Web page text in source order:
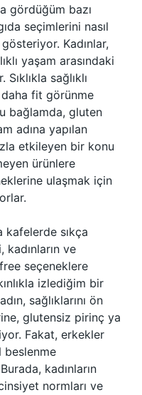
gördüğüm bazı
seçimlerini nasıl
Kadınlar,
yaşam arasındaki
sağlıklı
fit görünme
bağlamda, gluten
adına yapılan
etkileyen bir konu
ürünlere
ulaşmak için
kafelerde sıkça
kadınların ve
seçeneklere
izlediğim bir
sağlıklarını ön
glutensiz pirinç ya
Fakat, erkekler
beslenme
kadınların
normları ve